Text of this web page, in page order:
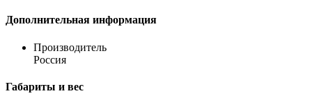
Дополнительная информация
Производитель
Россия
Габариты и вес